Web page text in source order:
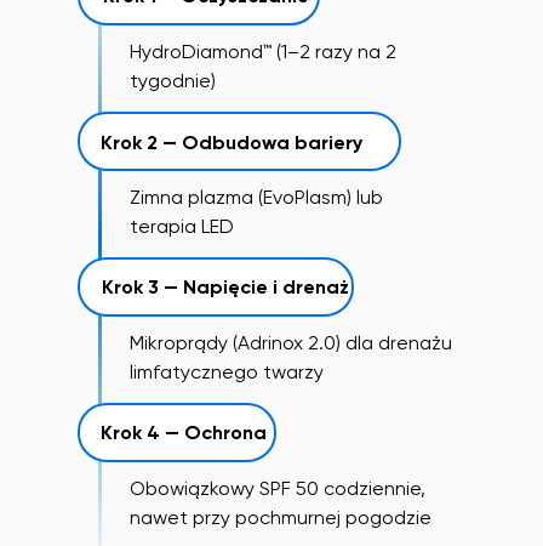
HydroDiamond™ (1–2 razy na 2
tygodnie)
Krok 2 — Odbudowa bariery
Zimna plazma (EvoPlasm) lub
terapia LED
Krok 3 — Napięcie i drenaż
Mikroprądy (Adrinox 2.0) dla drenażu
limfatycznego twarzy
Krok 4 — Ochrona
Obowiązkowy SPF 50 codziennie,
nawet przy pochmurnej pogodzie